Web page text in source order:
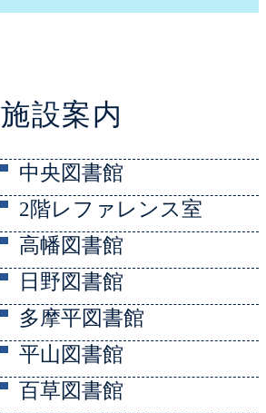
施設案内
中央図書館
2階レファレンス室
高幡図書館
日野図書館
多摩平図書館
平山図書館
百草図書館